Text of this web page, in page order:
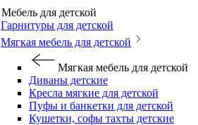
Мебель для детской
Гарнитуры для детской
Мягкая мебель для детской
Мягкая мебель для детской
Диваны детские
Кресла мягкие для детской
Пуфы и банкетки для детской
Кушетки, софы тахты детские